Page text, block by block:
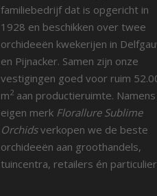
familiebedrijf dat is opgericht in
1928 en beschikken over twee
orchideeën kwekerijen in
en Pijnacker. Samen zijn onze
vestigingen goed voor ruim
m2 aan productieruimte.
eigen merk Florallure Sublime
Orchidsverkopen we de beste
orchideeën aan groothandels,
tuincentra, retailers én